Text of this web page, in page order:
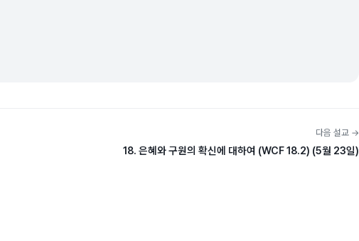
다음 설교 →
18. 은혜와 구원의 확신에 대하여 (WCF 18.2) (5월 23일)